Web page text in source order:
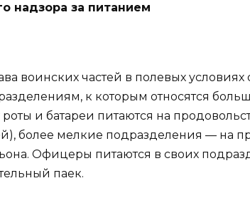
надзора за питанием
воинских частей в полевых условиях
к которым относятся
и батареи питаются на
более мелкие подразделения — на
Офицеры питаются в своих
паек.